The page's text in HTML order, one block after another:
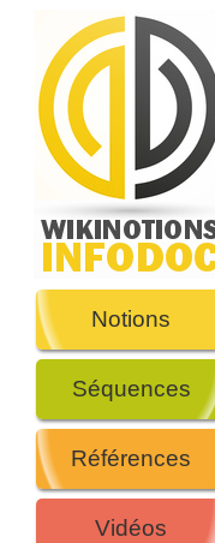
Notions
Séquences
Références
Vidéos